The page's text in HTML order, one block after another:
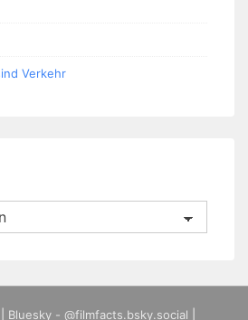
Verkehr
Bluesky - @filmfacts.bsky.social